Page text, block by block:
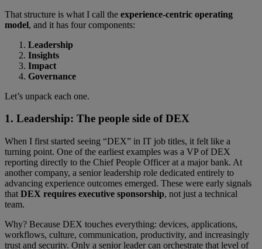
That structure is what I call the experience-centric operating
model, and it has four components:
Leadership
Insights
Impact
Governance
Let’s unpack each one.
1. Leadership: The people side of DEX
When I first started seeing “DEX” in IT job titles, it felt like a
turning point. One of the earliest examples was a VP of DEX
reporting directly to the Chief People Officer at a major bank. At
another company, a senior leadership role dedicated entirely to
advancing experience outcomes emerged. These were early signals
that DEX requires executive sponsorship, not just a technical
team.
Why? Because DEX touches everything: devices, applications,
workflows, culture, communication, productivity, and increasingly
trust and security. Only a senior leader can orchestrate that level of